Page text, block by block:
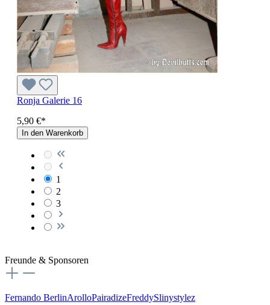
Ronja Galerie 16
5,90 €*
In den Warenkorb
1
2
3
Freunde & Sponsoren
Fernando BerlinArolloPairadizeFreddySlinystylez